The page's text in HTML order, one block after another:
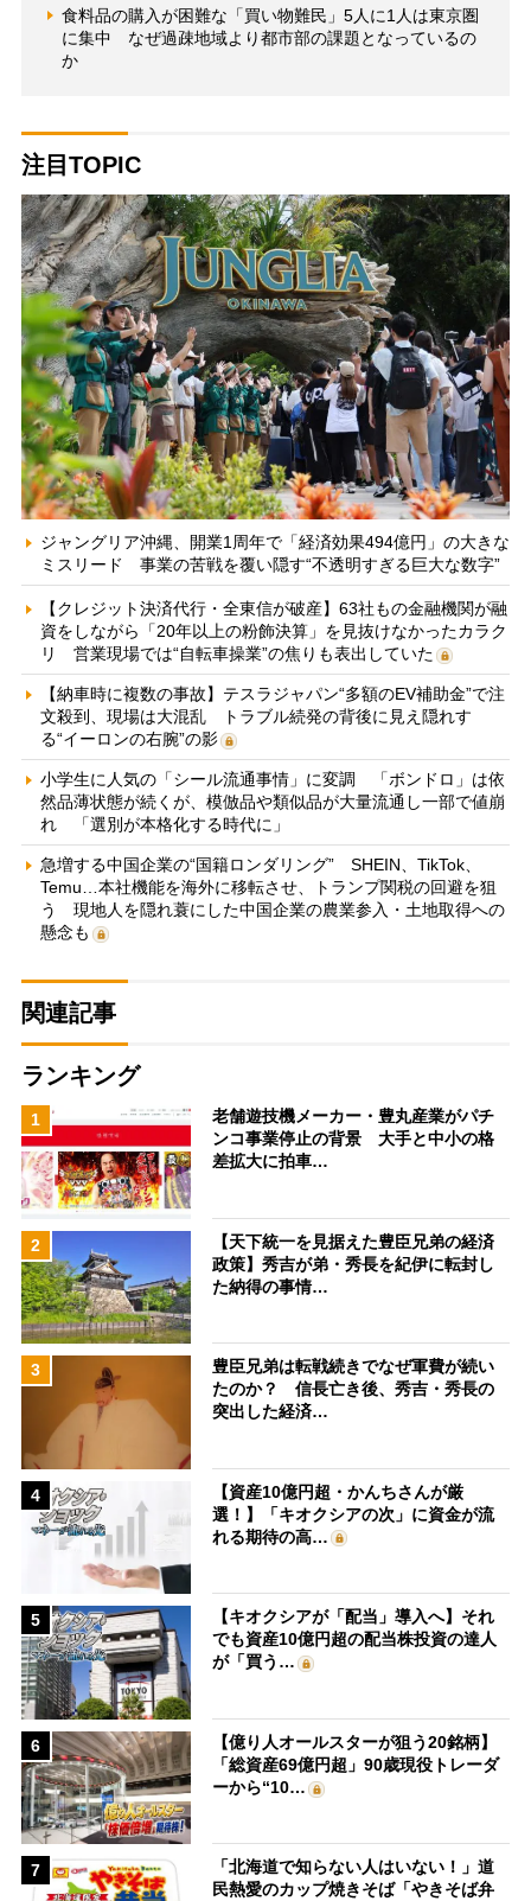
食料品の購入が困難な「買い物難民」5人に1人は東京圏
に集中 なぜ過疎地域より都市部の課題となっているの
か
注目TOPIC
ジャングリア沖縄、開業1周年で「経済効果494億円」の大きな
ミスリード 事業の苦戦を覆い隠す“不透明すぎる巨大な数字”
【クレジット決済代行・全東信が破産】63社もの金融機関が融
資をしながら「20年以上の粉飾決算」を見抜けなかったカラク
リ 営業現場では“自転車操業”の焦りも表出していた
【納車時に複数の事故】テスラジャパン“多額のEV補助金”で注
文殺到、現場は大混乱 トラブル続発の背後に見え隠れす
る“イーロンの右腕”の影
小学生に人気の「シール流通事情」に変調 「ボンドロ」は依
然品薄状態が続くが、模倣品や類似品が大量流通し一部で値崩
れ 「選別が本格化する時代に」
急増する中国企業の“国籍ロンダリング” SHEIN、TikTok、
Temu…本社機能を海外に移転させ、トランプ関税の回避を狙
う 現地人を隠れ蓑にした中国企業の農業参入・土地取得への
懸念も
関連記事
ランキング
1
老舗遊技機メーカー・豊丸産業がパチ
ンコ事業停止の背景 大手と中小の格
差拡大に拍車…
2
【天下統一を見据えた豊臣兄弟の経済
政策】秀吉が弟・秀長を紀伊に転封し
た納得の事情…
3
豊臣兄弟は転戦続きでなぜ軍費が続い
たのか？ 信長亡き後、秀吉・秀長の
突出した経済…
4
【資産10億円超・かんちさんが厳
選！】「キオクシアの次」に資金が流
れる期待の高…
5
【キオクシアが「配当」導入へ】それ
でも資産10億円超の配当株投資の達人
が「買う…
6
【億り人オールスターが狙う20銘柄】
「総資産69億円超」90歳現役トレーダ
ーから“10…
7
「北海道で知らない人はいない！」道
民熱愛のカップ焼きそば「やきそば弁